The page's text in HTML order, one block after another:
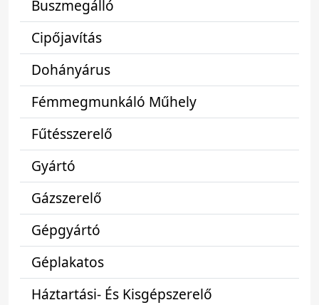
Buszmegálló
Cipőjavítás
Dohányárus
Fémmegmunkáló Műhely
Fűtésszerelő
Gyártó
Gázszerelő
Gépgyártó
Géplakatos
Háztartási- És Kisgépszerelő